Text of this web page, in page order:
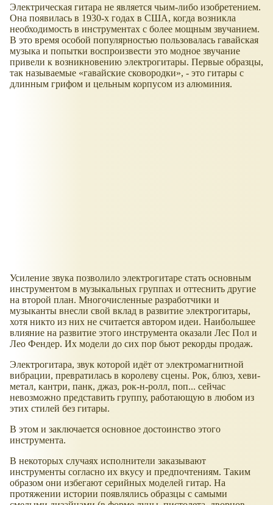
Электрическая гитара не является чьим-либо изобретением.
Она появилась в 1930-х годах в США, когда возникла
необходимость в инструментах с более мощным звучанием.
В это время особой популярностью пользовалась гавайская
музыка и попытки воспроизвести это модное звучание
привели к возникновению электрогитары. Первые образцы,
так называемые
гавайские сковородки , - это гитары с
длинным грифом и цельным корпусом из алюминия.
Усиление звука позволило электрогитаре стать основным
инструментом в музыкальных группах и оттеснить другие
на второй план. Многочисленные разработчики и
музыканты внесли свой вклад в развитие электрогитары,
хотя никто из них не считается автором идеи. Наибольшее
влияние на развитие этого инструмента оказали Лес Пол и
Лео Фендер. Их модели до сих пор бьют рекорды продаж.
Электрогитара, звук которой идёт от электромагнитной
вибрации, превратилась в королеву сцены. Рок, блюз, хеви-
метал, кантри, панк, джаз, рок-н-ролл, поп... сейчас
невозможно представить группу, работающую в любом из
этих стилей без гитары.
В этом и заключается основное достоинство этого
инструмента.
В некоторых случаях исполнители заказывают
инструменты согласно их вкусу и предпочтениям. Таким
образом они избегают серийных моделей гитар. На
протяжении истории появлялись образцы с самыми